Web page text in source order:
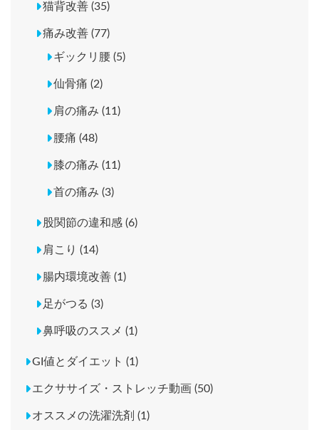
猫背改善 (35)
痛み改善 (77)
ギックリ腰 (5)
仙骨痛 (2)
肩の痛み (11)
腰痛 (48)
膝の痛み (11)
首の痛み (3)
股関節の違和感 (6)
肩こり (14)
腸内環境改善 (1)
足がつる (3)
鼻呼吸のススメ (1)
GI値とダイエット (1)
エクササイズ・ストレッチ動画 (50)
オススメの洗濯洗剤 (1)